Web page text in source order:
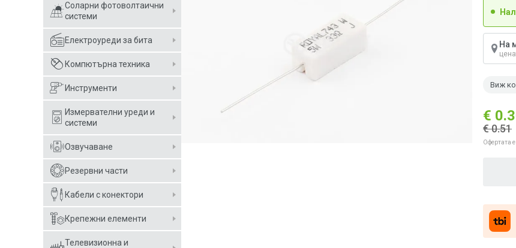
Соларни фотоволтаични
системи
Електроуреди за бита
Компютърна техника
Инструменти
Измервателни уреди и
системи
Озвучаване
Резервни части
Кабели с конектори
Крепежни елементи
Телевизионна и
На
Виж
€
€ 0.51
Офертата